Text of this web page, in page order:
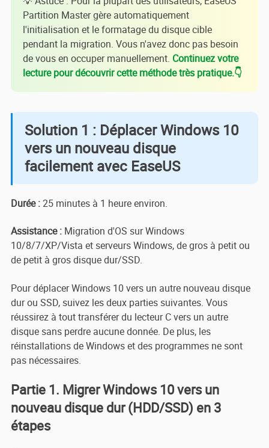
Partition Master gère automatiquement
l'initialisation et le formatage du disque cible
pendant la migration. Vous n'avez donc pas besoin
de vous en occuper manuellement. Continuez votre
lecture pour découvrir cette méthode très pratique.👇
Solution 1 : Déplacer Windows 10
vers un nouveau disque
facilement avec EaseUS
Durée :25 minutes à 1 heure environ.
Assistance : Migration d'OS sur Windows
10/8/7/XP/Vista et serveurs Windows, de gros à petit ou
de petit à gros disque dur/SSD.
Pour déplacer Windows 10 vers un autre nouveau disque
dur ou SSD, suivez les deux parties suivantes. Vous
réussirez à tout transférer du lecteur C vers un autre
disque sans perdre aucune donnée. De plus, les
réinstallations de Windows et des programmes ne sont
pas nécessaires.
Partie 1. Migrer Windows 10 vers un
nouveau disque dur (HDD/SSD) en 3
étapes